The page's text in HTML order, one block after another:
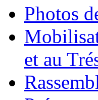
Photos
et au